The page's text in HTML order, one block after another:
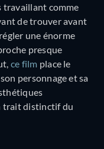
travaillant comme
de trouver avant
une énorme
presque
ce film place le
personnage et sa
trait distinctif du